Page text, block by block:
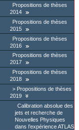
Propositions de thèses
2014
Propositions de thèses
2015
Propositions de thèses
2016
Propositions de thèses
2017
Propositions de thèses
2018
Propositions de thèses
2019
Calibration absolue des
jets et recherche de
Nouvelles Physiques
dans l’expérience ATLAS